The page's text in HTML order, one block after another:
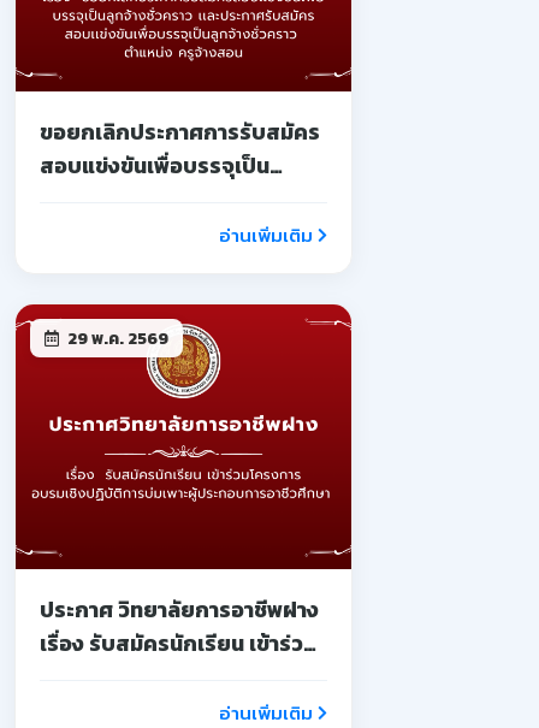
ขอยกเลิกประกาศการรับสมัคร
สอบแข่งขันเพื่อบรรจุเป็น
อ่านเพิ่มเติม
29 พ.ค. 2569
ประกาศ วิทยาลัยการอาชีพฝาง
เรื่อง รับสมัครนักเรียน เข้าร่วม
บ่มเพาะผู้ประกอบการอ่านเพิ่มเติม